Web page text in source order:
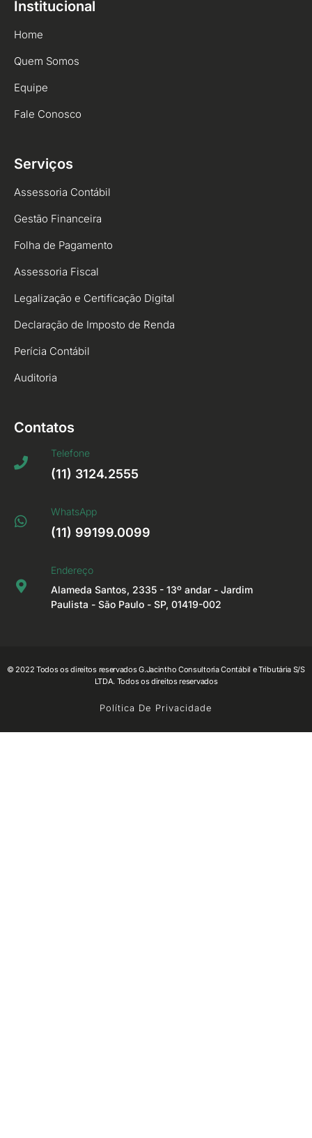
Institucional
Home
Quem Somos
Equipe
Fale Conosco
Serviços
Assessoria Contábil
Gestão Financeira
Folha de Pagamento
Assessoria Fiscal
Legalização e Certificação Digital
Declaração de Imposto de Renda
Perícia Contábil
Auditoria
Contatos
Telefone
(11) 3124.2555
WhatsApp
(11) 99199.0099
Endereço
Alameda Santos, 2335 - 13º andar - Jardim
Paulista - São Paulo - SP, 01419-002
© 2022 Todos os direitos reservados G.Jacintho Consultoria Contábil e Tributária S/S
LTDA. Todos os direitos reservados
Política De Privacidade